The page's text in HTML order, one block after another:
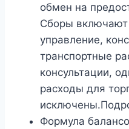
обмен на
Сборы
управление,
транспортные
консультации,
расходы для
Формула